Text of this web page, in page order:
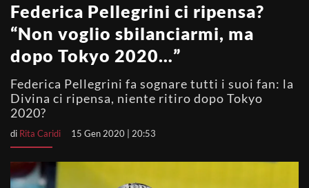
Federica Pellegrini ci ripensa?
“Non voglio sbilanciarmi, ma
dopo Tokyo 2020…”
Federica Pellegrini fa sognare tutti i suoi fan: la
Divina ci ripensa, niente ritiro dopo Tokyo
2020?
di Rita Caridi 15 Gen 2020 | 20:53